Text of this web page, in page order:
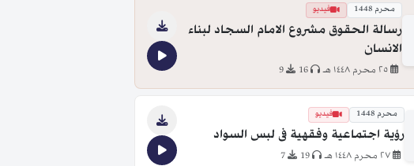
محرم 1448 فيديو
رسالة الحقوق مشروع الامام السجاد لبناء
الانسان
٢٥ محرم ١٤٤٨ هـ 16
9
محرم 1448 فيديو
رؤية اجتماعية وفقهية فى لبس السواد
٢٧ محرم ١٤٤٨ هـ 19
7